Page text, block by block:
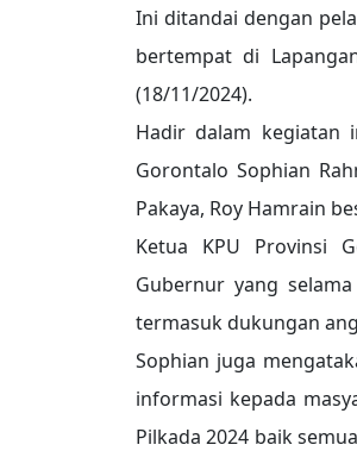
Ini ditandai dengan
bertempat di
(18/11/2024).
Hadir dalam kegiatan
Gorontalo Sophian
Pakaya, Roy Hamrain
Ketua KPU Provinsi
Gubernur yang
termasuk dukungan
Sophian juga
informasi kepada
Pilkada 2024 baik